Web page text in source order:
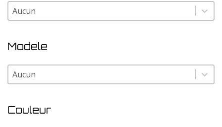
Marque
Marque
Modele
Modele
Modele
Couleur